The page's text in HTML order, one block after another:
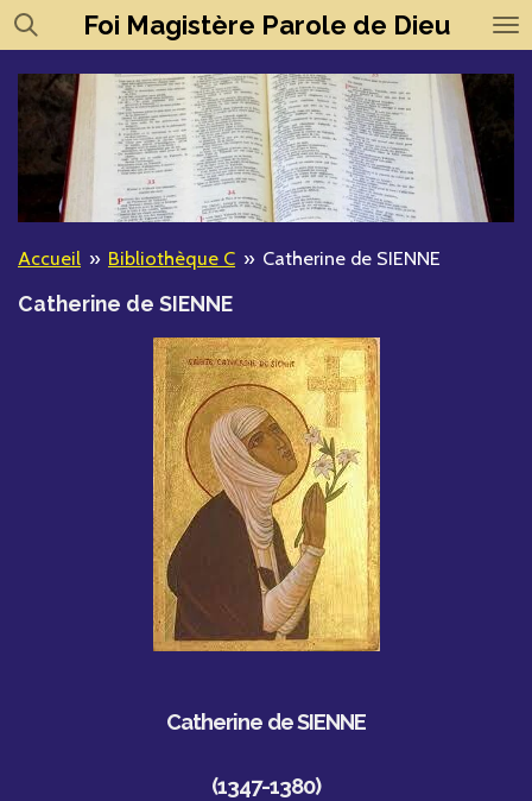
Passer
au
contenu
principal
Foi Magistère Parole de Dieu
Accueil » Bibliothèque C » Catherine de SIENNE
Catherine de SIENNE
Catherine de SIENNE
(1347-1380)